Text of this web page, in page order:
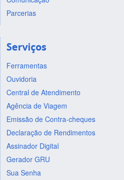
Parcerias
Serviços
Ferramentas
Ouvidoria
Central de Atendimento
Agência de Viagem
Emissão de Contra-cheques
Declaração de Rendimentos
Assinador Digital
Gerador GRU
Sua Senha